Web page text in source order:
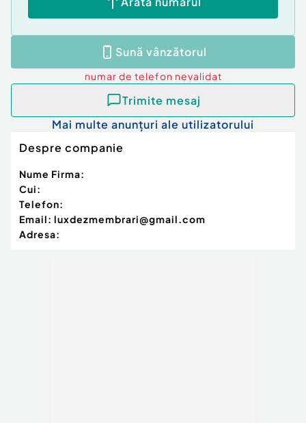
Sună vânzătorul
numar de telefon nevalidat
Trimite mesaj
Mai multe anunțuri ale utilizatorului
Despre companie
Nume Firma:
Cui:
Telefon:
Email: luxdezmembrari@gmail.com
Adresa: